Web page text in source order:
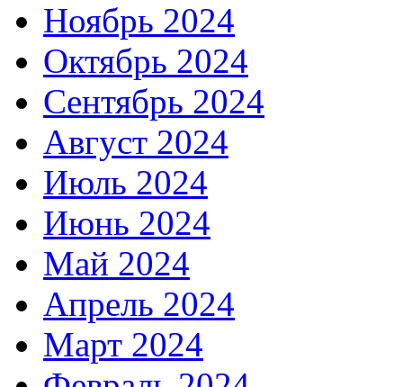
Ноябрь 2024
Октябрь 2024
Сентябрь 2024
Август 2024
Июль 2024
Июнь 2024
Май 2024
Апрель 2024
Март 2024